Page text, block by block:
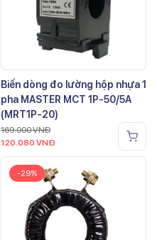
Biến dòng đo lường hộp nhựa 1
pha MASTER MCT 1P-50/5A
(MRT1P-20)
169.000VNĐ
120.080 VNĐ
-29%